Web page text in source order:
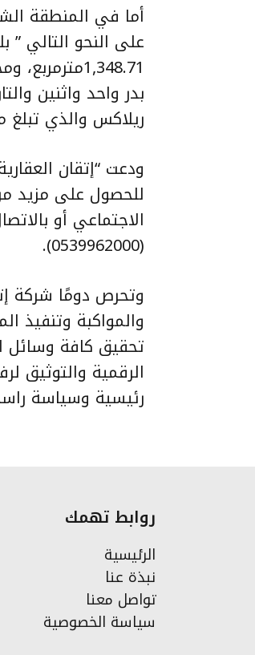
أما في المنطقة
ريلاكس والذي تبلغ مساحته
ودعت “إتقان
للحصول على مزيد
(0539962000).
وتحرص دومًا شركة
والمواكبة وتنفيذ
تحقيق كافة وسائل
الرقمية
رئيسية وسياسة
روابط تهمك
الرئيسية
نبذة عنا
تواصل معنا
سياسة الخصوصية